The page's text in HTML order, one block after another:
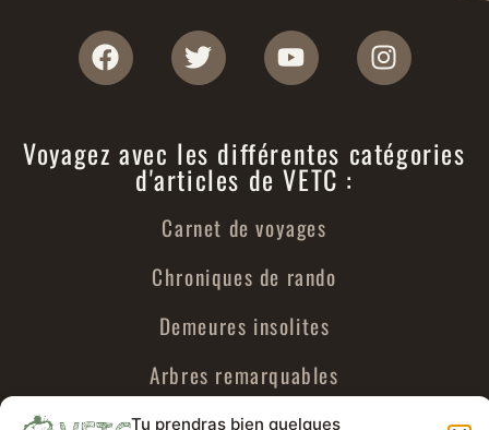
Tu prendras bien quelques
Voyagez avec les différentes catégories
d'articles de VETC :
Carnet de voyages
Chroniques de rando
Demeures insolites
Arbres remarquables
Urbex